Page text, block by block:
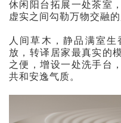
休闲阳台拓展一处茶室
虚实之间勾勒万物交融
人间草木，静品满室
放，转译居家最真实的
之便，增设一处洗手台
共和安逸气质。